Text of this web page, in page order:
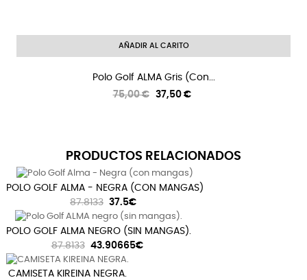
AÑADIR AL CARITO
Polo Golf ALMA Gris (con...
Precio
75,00 € Precio
37,50 €
PRODUCTOS RELACIONADOS
POLO GOLF ALMA - NEGRA (CON MANGAS)
87.8133 37.5€
POLO GOLF ALMA NEGRO (SIN MANGAS).
87.8133
43.90665€
CAMISETA KIREINA NEGRA.